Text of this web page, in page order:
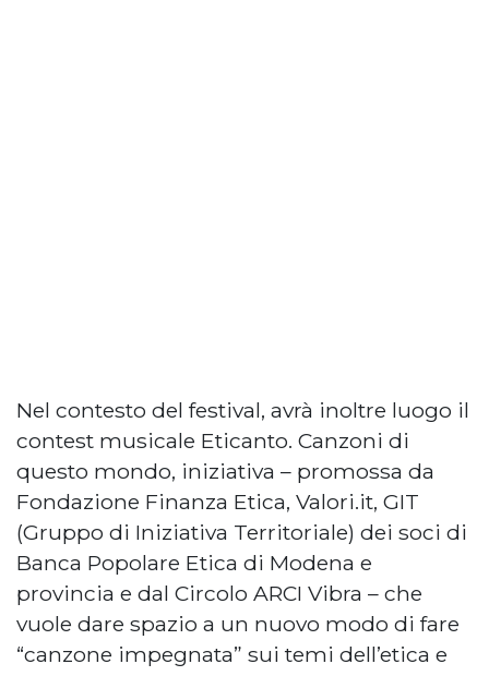
Nel contesto del festival, avrà inoltre luogo il
contest musicale Eticanto. Canzoni di
questo mondo, iniziativa – promossa da
Fondazione Finanza Etica, Valori.it, GIT
(Gruppo di Iniziativa Territoriale) dei soci di
Banca Popolare Etica di Modena e
provincia e dal Circolo ARCI Vibra – che
vuole dare spazio a un nuovo modo di fare
“canzone impegnata” sui temi dell’etica e